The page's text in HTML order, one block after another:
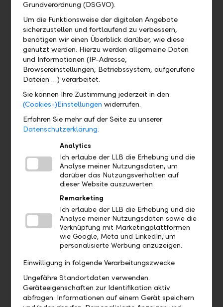
Auf Sie zugeschnitten
Unsere Spezialisten bestimmen gemeinsam mit Ihnen Ihre
individuelle Anlagestrategie.
Ihr Portfolio wird laufend überwacht
Wir behalten die Chancen und Risiken im Blick und passen
Ihr Portfolio laufend an neue Marktgegebenheiten an.
Grundverordnung (DSGVO).
Um die Funktionsweise der digitalen Angebote
sicherzustellen und fortlaufend zu verbessern,
benötigen wir einen Überblick darüber, wie diese
genutzt werden. Hierzu werden allgemeine Daten
und Informationen (IP-Adresse,
Browsereinstellungen, Betriebssystem, aufgerufene
Dateien …) verarbeitet.
Sie können Ihre Zustimmung jederzeit in den
(Cookies-)Einstellungen widerrufen.
Erfahren Sie mehr auf der Seite zu unserer
Datenschutzerklärung.
Analytics
Ich erlaube der LLB die Erhebung und die
Analyse meiner Nutzungsdaten, um
darüber das Nutzungsverhalten auf
dieser Website auszuwerten
Remarketing
Ich erlaube der LLB die Erhebung und die
Analyse meiner Nutzungsdaten sowie die
Verknüpfung mit Marketingplattformen
wie Google, Meta und LinkedIn, um
personalisierte Werbung anzuzeigen.
Einwilligung in folgende Verarbeitungszwecke
Ungefähre Standortdaten verwenden.
Geräteeigenschaften zur Identifikation aktiv
abfragen. Informationen auf einem Gerät speichern